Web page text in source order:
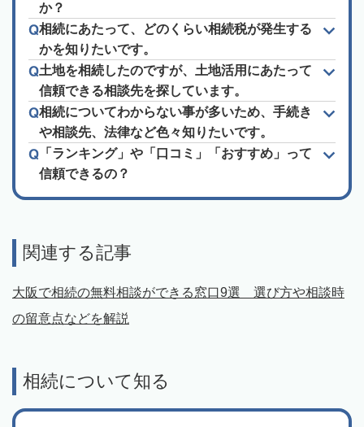
か？
相続にあたって、どのくらい相続税が発生する
かを知りたいです。
土地を相続したのですが、土地活用にあたって
信頼できる相談先を探しています。
相続についてわからない事が多いため、手続き
や相談先、法律など色々知りたいです。
「ランキング」や「口コミ」「おすすめ」って
信頼できるの？
関連する記事
大阪で相続の無料相談ができる窓口9選 選び方や相談時
の留意点などを解説
相続について知る